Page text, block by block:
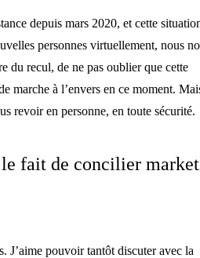
depuis mars 2020, et cette
personnes virtuellement, nous
du recul, de ne pas oublier que cette
marche à l’envers en ce moment.
revoir en personne, en toute sécurité.
le fait de concilier
J’aime pouvoir tantôt discuter avec la